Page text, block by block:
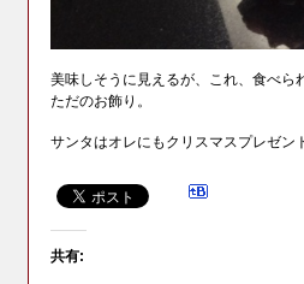
美味しそうに見えるが、これ、食べら
ただのお飾り。
サンタはオレにもクリスマスプレゼン
共有: